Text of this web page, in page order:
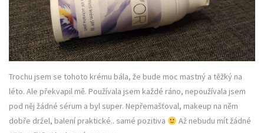
Trochu jsem se tohoto krému bála, že bude moc mastný a těžký na
léto. Ale překvapil mě. Používala jsem každé ráno, nepoužívala jsem
pod něj žádné sérum a byl super. Nepřemašťoval, makeup na něm
dobře držel, balení praktické.. samé pozitiva
Až nebudu mít žádné